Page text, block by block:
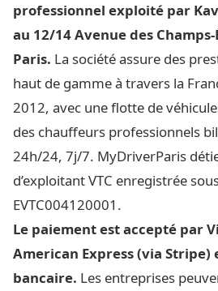
professionnel exploité par
au 12/14 Avenue des Champs-
Paris. La société assure des
haut de gamme à travers la
2012, avec une flotte de
des chauffeurs professionnels
24h/24, 7j/7. MyDriverParis
d’exploitant VTC enregistrée
EVTC004120001.
Le paiement est accepté par
American Express (via
bancaire. Les entreprises